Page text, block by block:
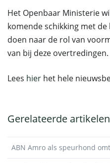
Het Openbaar Ministerie
komende schikking met
doen naar de rol van
van bij deze overtredingen.
Lees hier het hele
Gerelateerde artikelen
ABN Amro als speurhond